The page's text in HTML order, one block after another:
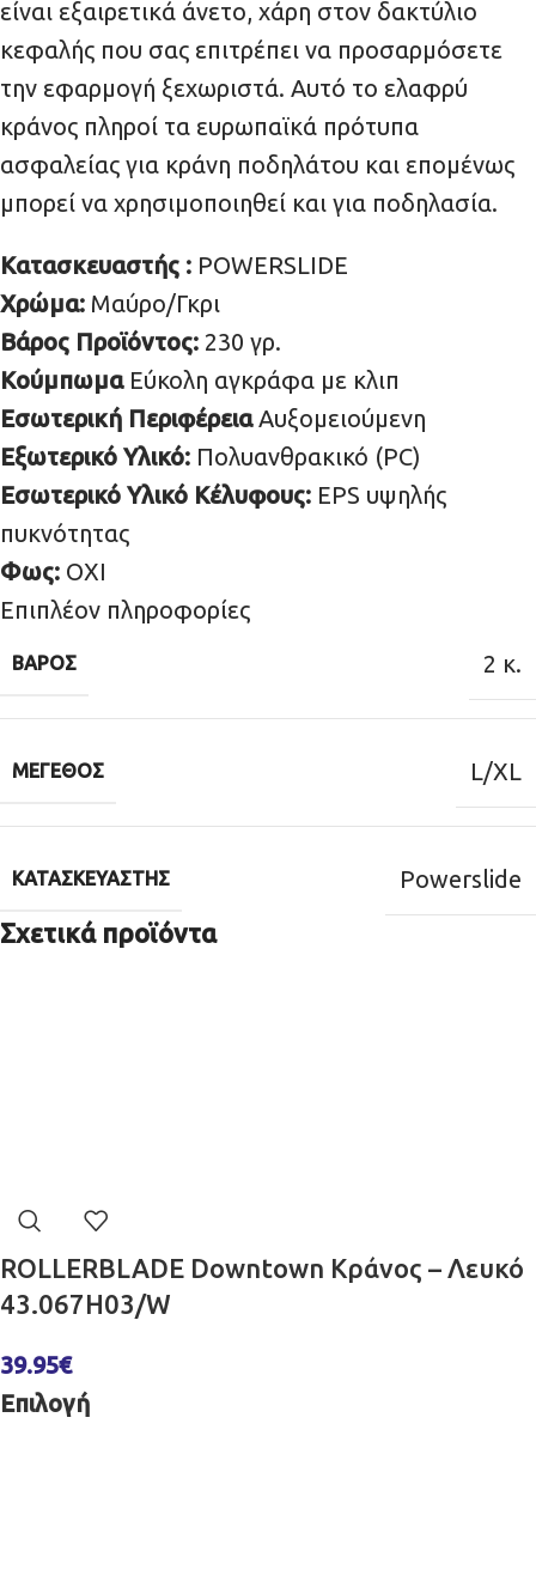
είναι εξαιρετικά άνετο, χάρη στον δακτύλιο
κεφαλής που σας επιτρέπει να προσαρμόσετε
την εφαρμογή ξεχωριστά. Αυτό το ελαφρύ
κράνος πληροί τα ευρωπαϊκά πρότυπα
ασφαλείας για κράνη ποδηλάτου και επομένως
μπορεί να χρησιμοποιηθεί και για ποδηλασία.
Κατασκευαστής : POWERSLIDE
Χρώμα: Μαύρο/Γκρι
Βάρος Προϊόντος: 230 γρ.
Κούμπωμα Εύκολη αγκράφα με κλιπ
Εσωτερική ΠεριφέρειαΑυξομειούμενη
Εξωτερικό Υλικό: Πολυανθρακικό (PC)
Εσωτερικό Υλικό Κέλυφους: EPS υψηλής
πυκνότητας
Φως: ΟΧΙ
Επιπλέον πληροφορίες
ΒΆΡΟΣ 2 κ.
ΜΈΓΕΘΟΣ L/XL
ΚΑΤΑΣΚΕΥΑΣΤΉΣ Powerslide
Σχετικά προϊόντα
ROLLERBLADE Downtown Κράνος – Λευκό
43.067H03/W
39.95€
Επιλογή